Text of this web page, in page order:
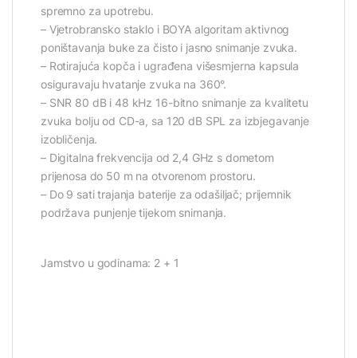
spremno za upotrebu.
– Vjetrobransko staklo i BOYA algoritam aktivnog
poništavanja buke za čisto i jasno snimanje zvuka.
– Rotirajuća kopča i ugrađena višesmjerna kapsula
osiguravaju hvatanje zvuka na 360°.
– SNR 80 dB i 48 kHz 16-bitno snimanje za kvalitetu
zvuka bolju od CD-a, sa 120 dB SPL za izbjegavanje
izobličenja.
– Digitalna frekvencija od 2,4 GHz s dometom
prijenosa do 50 m na otvorenom prostoru.
– Do 9 sati trajanja baterije za odašiljač; prijemnik
podržava punjenje tijekom snimanja.
Jamstvo u godinama: 2 + 1